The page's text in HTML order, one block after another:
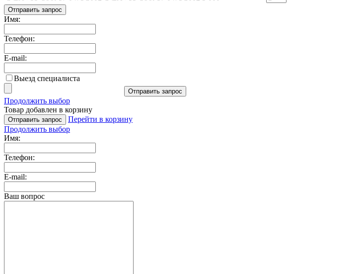
Отправить запрос
Имя:
Телефон:
E-mail:
Выезд специалиста
Отправить запрос
Продолжить выбор
Товар добавлен в корзину
Отправить запрос
Перейти в корзину
Продолжить выбор
Имя:
Телефон:
E-mail:
Ваш вопрос